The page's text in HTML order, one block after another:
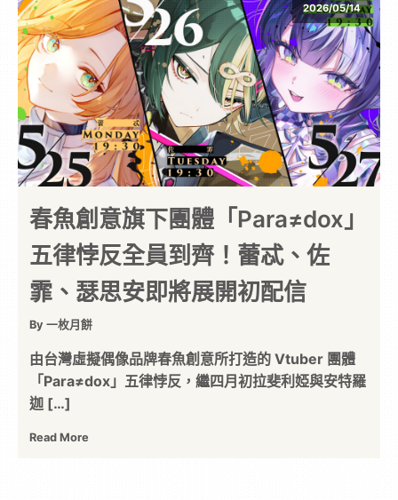
2026/05/14
春魚創意旗下團體「Para≠dox」
五律悖反全員到齊！蕾忒、佐
霏、瑟思安即將展開初配信
By 一枚月餅
由台灣虛擬偶像品牌春魚創意所打造的 Vtuber 團體
「Para≠dox」五律悖反，繼四月初拉斐利婭與安特羅
迦 […]
Read More